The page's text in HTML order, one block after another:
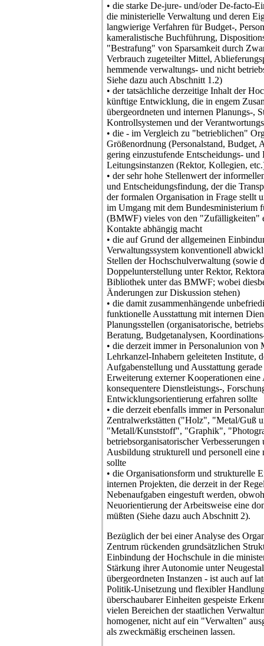
• die starke De-jure- und/oder De-facto-
die ministerielle Verwaltung und deren
langwierige Verfahren für Budget-,
kameralistische Buchführung,
"Bestrafung" von Sparsamkeit durch
Verbrauch zugeteilter Mittel,
hemmende verwaltungs- und nicht
Siehe dazu auch Abschnitt 1.2)
• der tatsächliche derzeitige Inhalt der
künftige Entwicklung, die in engem
übergeordneten und internen Planungs-,
Kontrollsystemen und der
• die - im Vergleich zu "betrieblichen"
Größenordnung (Personalstand, Budget,
gering einzustufende Entscheidungs-
Leitungsinstanzen (Rektor, Kollegien,
• der sehr hohe Stellenwert der
und Entscheidungsfindung, der die
der formalen Organisation in Frage stellt
im Umgang mit dem Bundesministerium
(BMWF) vieles von den "Zufälligkeiten"
Kontakte abhängig macht
• die auf Grund der allgemeinen
Verwaltungssystem konventionell
Stellen der Hochschulverwaltung (sowie
Doppelunterstellung unter Rektor,
Bibliothek unter das BMWF; wobei
Änderungen zur Diskussion stehen)
• die damit zusammenhängende
funktionelle Ausstattung mit internen
Planungsstellen (organisatorische,
Beratung, Budgetanalysen,
• die derzeit immer in Personalunion von
Lehrkanzel-Inhabern geleiteten Institute,
Aufgabenstellung und Ausstattung
Erweiterung externer Kooperationen
konsequentere Dienstleistungs-,
Entwicklungsorientierung erfahren sollte
• die derzeit ebenfalls immer in
Zentralwerkstätten ("Holz", "Metal/Guß
"Metall/Kunststoff", "Graphik",
betriebsorganisatorischer
Ausbildung strukturell und personell eine
sollte
• die Organisationsform und strukturelle
internen Projekten, die derzeit in der
Nebenaufgaben eingestuft werden,
Neuorientierung der Arbeitsweise eine
müßten (Siehe dazu auch Abschnitt 2).
Bezüglich der bei einer Analyse des
Zentrum rückenden grundsätzlichen
Einbindung der Hochschule in die
Stärkung ihrer Autonomie unter
übergeordneten Instanzen - ist auch auf
Politik-Unisetzung und flexibler
überschaubarer Einheiten gespeiste
vielen Bereichen der staatlichen
homogener, nicht auf ein "Verwalten"
als zweckmäßig erscheinen lassen.